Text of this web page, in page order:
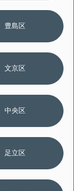
豊島区
文京区
中央区
足立区